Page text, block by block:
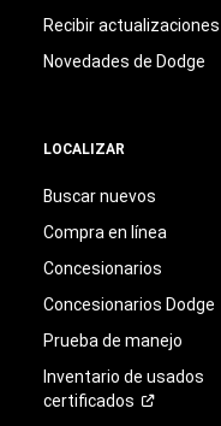
Recibir actualizaciones
Novedades de Dodge
LOCALIZAR
Buscar nuevos
Compra en línea
Concesionarios
Concesionarios Dodge
Prueba de manejo
Inventario de usados
certificados